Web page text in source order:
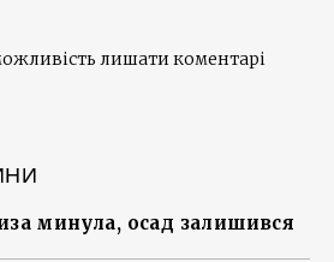
лишати коментарі
минула, осад залишився